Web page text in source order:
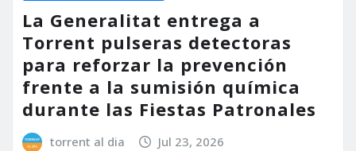
La Generalitat entrega a
Torrent pulseras detectoras
para reforzar la prevención
frente a la sumisión química
durante las Fiestas Patronales
torrent al dia Jul 23, 2026